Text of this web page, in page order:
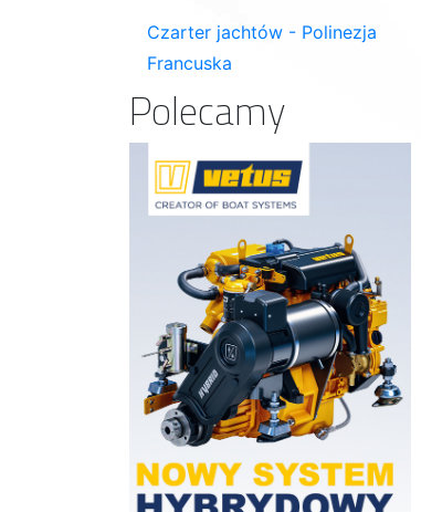
Czarter jachtów - Polinezja
Francuska
Polecamy